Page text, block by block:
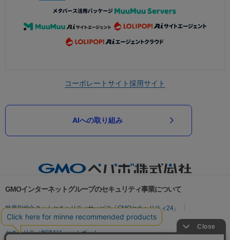
コーポレートサイト採用サイト
AIへの取り組み
GMOインターネットグループのセキュリティ事業について
世界初総合ネットセキュリティサービス「GMOセキュリティ24」
パスワード漏洩診断
Webサイトリスク診断
セキュリティ相談AIチャットボット